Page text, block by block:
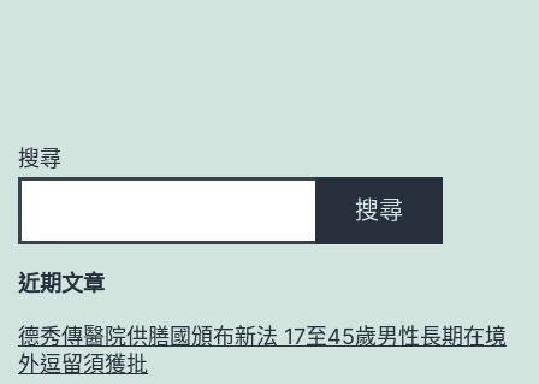
搜尋
搜尋
近期文章
德秀傳醫院供膳國頒布新法 17至45歲男性長期在境
外逗留須獲批